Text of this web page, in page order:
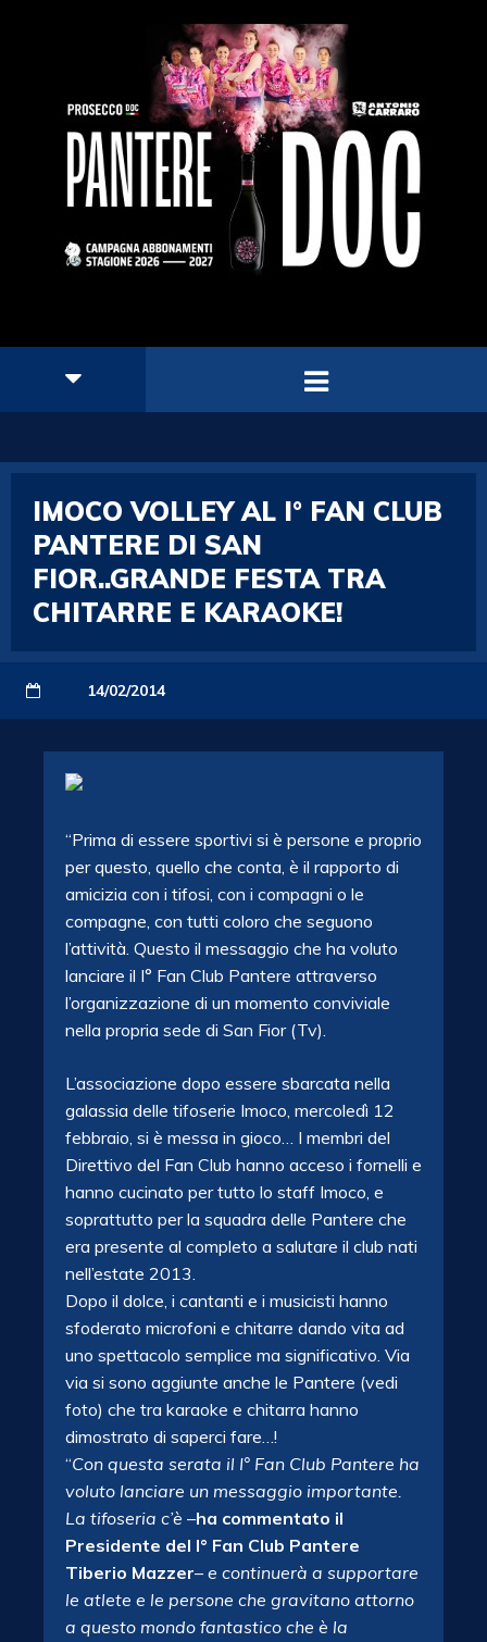
IMOCO VOLLEY AL I° FAN CLUB
PANTERE DI SAN
FIOR..GRANDE FESTA TRA
CHITARRE E KARAOKE!
14/02/2014
“Prima di essere sportivi si è persone e proprio
per questo, quello che conta, è il rapporto di
amicizia con i tifosi, con i compagni o le
compagne, con tutti coloro che seguono
l’attività. Questo il messaggio che ha voluto
lanciare il I° Fan Club Pantere attraverso
l’organizzazione di un momento conviviale
nella propria sede di San Fior (Tv).
L’associazione dopo essere sbarcata nella
galassia delle tifoserie Imoco, mercoledì 12
febbraio, si è messa in gioco… I membri del
Direttivo del Fan Club hanno acceso i fornelli e
hanno cucinato per tutto lo staff Imoco, e
soprattutto per la squadra delle Pantere che
era presente al completo a salutare il club nati
nell’estate 2013.
Dopo il dolce, i cantanti e i musicisti hanno
sfoderato microfoni e chitarre dando vita ad
uno spettacolo semplice ma significativo. Via
via si sono aggiunte anche le Pantere (vedi
foto) che tra karaoke e chitarra hanno
dimostrato di saperci fare…!
“Con questa serata il I° Fan Club Pantere ha
voluto lanciare un messaggio importante.
La tifoseria c’è –ha commentato il
Presidente del I° Fan Club Pantere
Tiberio Mazzer– e continuerà a supportare
le atlete e le persone che gravitano attorno
a questo mondo fantastico che è la